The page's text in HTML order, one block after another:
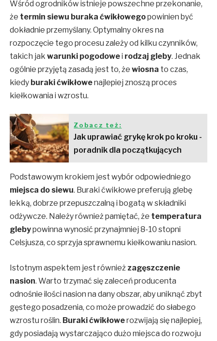
Wśród ogrodników istnieje powszechne przekonanie,
że termin siewu buraka ćwikłowegopowinien być
dokładnie przemyślany. Optymalny okres na
rozpoczęcie tego procesu zależy od kilku czynników,
takich jak warunki pogodowei rodzaj gleby. Jednak
ogólnie przyjętą zasadą jest to, że wiosna to czas,
kiedy buraki ćwikłowenajlepiej znoszą proces
kiełkowania i wzrostu.
Zobacz też:
Jak uprawiać grykę krok po kroku -
poradnik dla początkujących
Podstawowym krokiem jest wybór odpowiedniego
miejsca do siewu. Buraki ćwikłowe preferują glebę
lekką, dobrze przepuszczalną i bogatą w składniki
odżywcze. Należy również pamiętać, że temperatura
glebypowinna wynosić przynajmniej 8-10 stopni
Celsjusza, co sprzyja sprawnemu kiełkowaniu nasion.
Istotnym aspektem jest również zagęszczenie
nasion. Warto trzymać się zaleceń producenta
odnośnie ilości nasion na dany obszar, aby uniknąć zbyt
gęstego posadzenia, co może prowadzić do słabego
wzrostu roślin. Buraki ćwikłowerozwijają się najlepiej,
gdy posiadają wystarczająco dużo miejsca do rozwoju